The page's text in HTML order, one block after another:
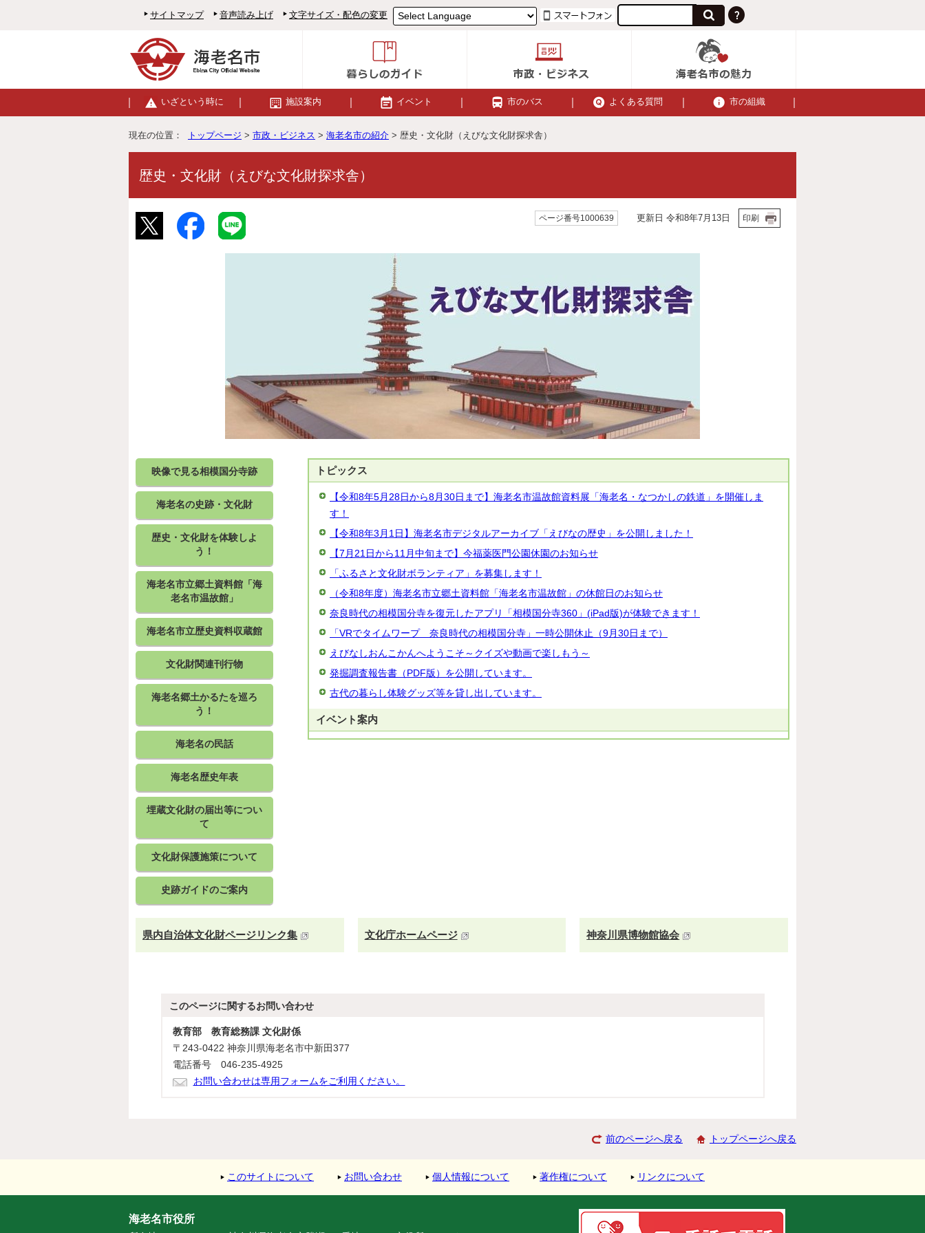
サイトマップ 音声読み上げ 文字サイズ・配色の変更
いざという時に 施設案内 イベント 市のバス よくある質問 市の組織
現在の位置： トップページ > 市政・ビジネス > 海老名市の紹介 > 歴史・文化財（えびな文化財探求舎）
歴史・文化財（えびな文化財探求舎）
ページ番号1000639 更新日 令和8年7月13日 印刷
トピックス
【令和8年5月28日から8月30日まで】海老名市温故館資料展「海老名・なつかしの鉄道」を開催しま
す！
【令和8年3月1日】海老名市デジタルアーカイブ「えびなの歴史」を公開しました！
【7月21日から11月中旬まで】今福薬医門公園休園のお知らせ
「ふるさと文化財ボランティア」を募集します！
（令和8年度）海老名市立郷土資料館「海老名市温故館」の休館日のお知らせ
奈良時代の相模国分寺を復元したアプリ「相模国分寺360」(iPad版)が体験できます！
「VRでタイムワープ 奈良時代の相模国分寺」一時公開休止（9月30日まで）
えびなしおんこかんへようこそ～クイズや動画で楽しもう～
発掘調査報告書（PDF版）を公開しています。
古代の暮らし体験グッズ等を貸し出しています。
イベント案内
映像で見る相模国分寺跡
海老名の史跡・文化財
歴史・文化財を体験しよ
う！
海老名市立郷土資料館「海
老名市温故館」
海老名市立歴史資料収蔵館
文化財関連刊行物
海老名郷土かるたを巡ろ
う！
海老名の民話
海老名歴史年表
埋蔵文化財の届出等につい
て
文化財保護施策について
史跡ガイドのご案内
県内自治体文化財ページリンク集 文化庁ホームページ 神奈川県博物館協会
このページに関するお問い合わせ
教育部 教育総務課 文化財係
〒243-0422 神奈川県海老名市中新田377
電話番号 046-235-4925
お問い合わせは専用フォームをご利用ください。
前のページへ戻る トップページへ戻る
このサイトについて お問い合わせ 個人情報について 著作権について リンクについて
海老名市役所